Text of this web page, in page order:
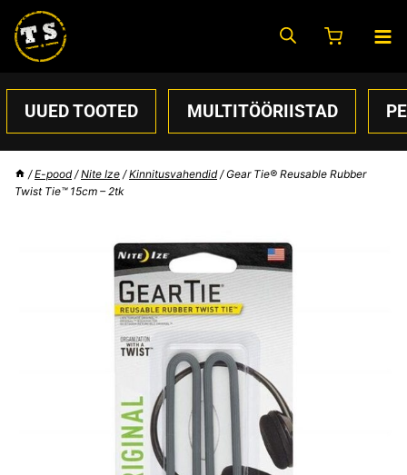
content
UUED TOOTED MULTITÖÖRIISTAD
/ E-pood / Nite Ize / Kinnitusvahendid / Gear Tie® Reusable Rubber
Twist Tie™ 15cm – 2tk